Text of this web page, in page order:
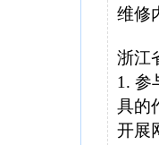
维修
浙江
1. 参
具的
开展